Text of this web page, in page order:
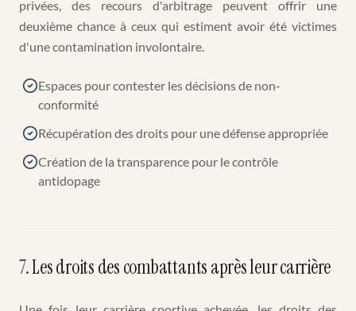
privées, des recours d'arbitrage peuvent offrir une
deuxième chance à ceux qui estiment avoir été victimes
d'une contamination involontaire.
Espaces pour contester les décisions de non-
conformité
Récupération des droits pour une défense appropriée
Création de la transparence pour le contrôle
antidopage
7.Les droits des combattants après leur carrière